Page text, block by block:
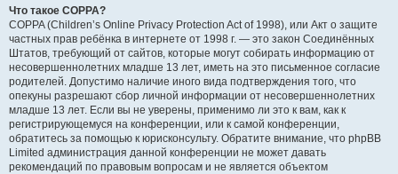
Что такое COPPA?
COPPA (Children’s Online Privacy Protection Act of 1998), или Акт о защите
частных прав ребёнка в интернете от 1998 г. — это закон Соединённых
Штатов, требующий от сайтов, которые могут собирать информацию от
несовершеннолетних младше 13 лет, иметь на это письменное согласие
родителей. Допустимо наличие иного вида подтверждения того, что
опекуны разрешают сбор личной информации от несовершеннолетних
младше 13 лет. Если вы не уверены, применимо ли это к вам, как к
регистрирующемуся на конференции, или к самой конференции,
обратитесь за помощью к юрисконсульту. Обратите внимание, что phpBB
Limited администрация данной конференции не может давать
рекомендаций по правовым вопросам и не является объектом